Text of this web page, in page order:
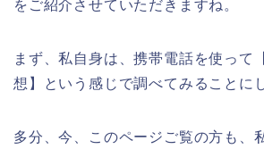
をご紹介させていただきますね。
まず、私自身は、携帯電話を使っ
想】という感じで調べてみることに
多分、今、このページご覧の方も、